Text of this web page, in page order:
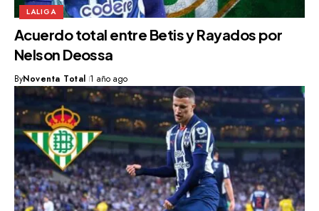
LALIGA
Acuerdo total entre Betis y Rayados por
Nelson Deossa
ByNoventa Total 1 año ago